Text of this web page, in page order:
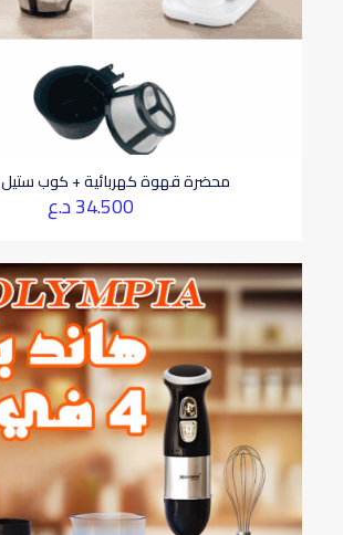
محضرة قهوة كهربائية + كوب ستيل 2 في 1
34.500د.ع